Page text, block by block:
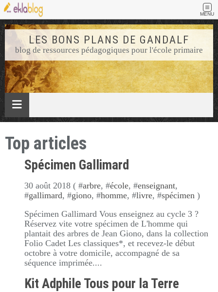
MENU
LES BONS PLANS DE GANDALF
blog de ressources pédagogiques pour l'école primaire
Top articles
Spécimen Gallimard
30 août 2018 ( #arbre, #école, #enseignant,
#gallimard, #giono, #homme, #livre, #spécimen )
Spécimen Gallimard Vous enseignez au cycle 3 ?
Réservez vite votre spécimen de L'homme qui
plantait des arbres de Jean Giono, dans la collection
Folio Cadet Les classiques*, et recevez-le début
octobre à votre domicile, accompagné de sa
séquence imprimée....
Kit Adphile Tous pour la Terre